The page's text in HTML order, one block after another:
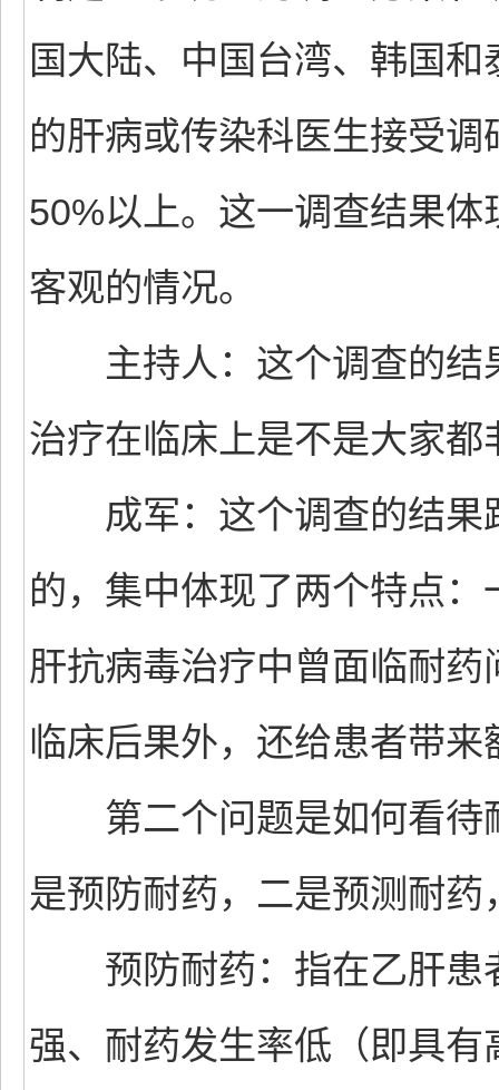
国大陆、中国台湾、韩国
的肝病或传染科医生接受
50%以上。这一调查结果
客观的情况。
主持人：这个调查的结
治疗在临床上是不是大家都
成军：这个调查的结果
的，集中体现了两个特点
肝抗病毒治疗中曾面临耐
临床后果外，还给患者带
第二个问题是如何看待
是预防耐药，二是预测耐
预防耐药：指在乙肝患
强、耐药发生率低（即具